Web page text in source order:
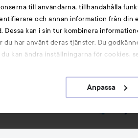
till användarna, tillhandahålla
och annan information från din
kan i sin tur kombinera
har använt deras tjänster. Du
kan ändra inställningarna för cookies,
Anpassa
gillar